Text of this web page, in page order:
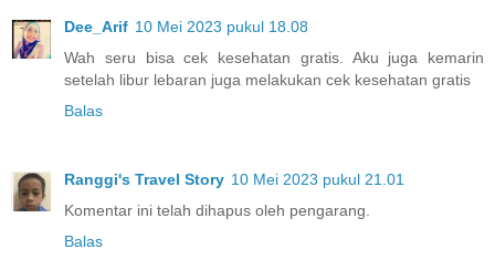
Dee_Arif 10 Mei 2023 pukul 18.08
Wah seru bisa cek kesehatan gratis. Aku juga kemarin
setelah libur lebaran juga melakukan cek kesehatan gratis
Balas
Ranggi's Travel Story 10 Mei 2023 pukul 21.01
Komentar ini telah dihapus oleh pengarang.
Balas